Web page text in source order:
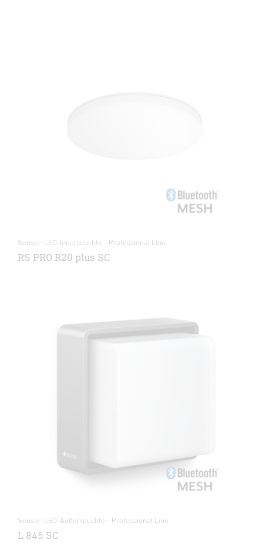
Sensor-LED-Innenleuchte - Professional Line
RS PRO R20 plus SC
Sensor-LED-Außenleuchte - Professional Line
L 845 SC